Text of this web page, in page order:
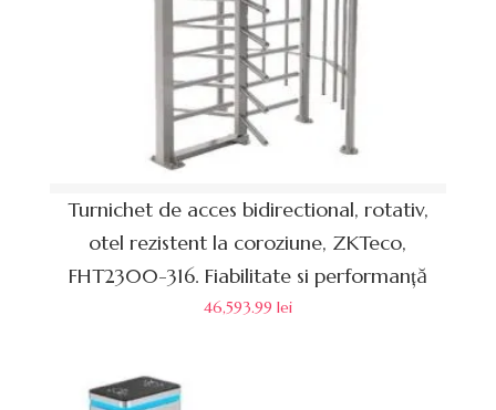
Turnichet de acces bidirectional, rotativ,
otel rezistent la coroziune, ZKTeco,
FHT2300-316. Fiabilitate si performanță
46,593.99 lei